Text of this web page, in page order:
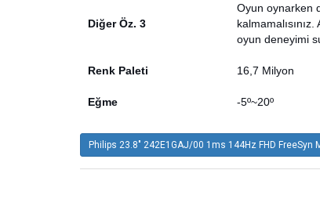
Diğer Öz. 3
Oyun oynarken
oyun deneyimi
Renk Paleti 16,7 Milyon
Eğme -5º~20º
Philips 23.8" 242E1GAJ/00 1ms 144Hz FHD FreeSyn